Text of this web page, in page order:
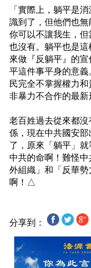
「實際上，躺平是
識到了，但他們也無
你可以不讓我生，
也沒有。躺平也是
來做『反躺平』的
平這件事平身的意
民完全不掌握權力
非暴力不合作的最新
老百姓過去從來都
係，現在中共國安
了，原來「躺平」
中共的命啊！難怪
外組織」和「反華
分享到：